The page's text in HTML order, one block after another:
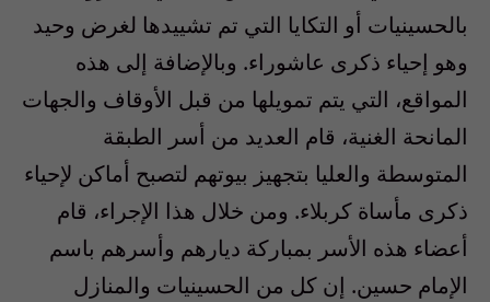
بالحسينيات أو التكايا التي تم تشييدها لغرض وحيد
وهو إحياء ذكرى عاشوراء. وبالإضافة إلى هذه
المواقع، التي يتم تمويلها من قبل الأوقاف والجهات
المانحة الغنية، قام العديد من أسر الطبقة
المتوسطة والعليا بتجهيز بيوتهم لتصبح أماكن لإحياء
ذكرى مأساة كربلاء. ومن خلال هذا الإجراء، قام
أعضاء هذه الأسر بمباركة ديارهم وأسرهم باسم
الإمام حسين. إن كل من الحسينيات والمنازل